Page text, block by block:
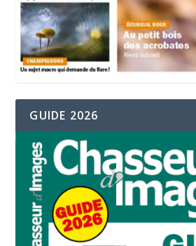
GUIDE 2026